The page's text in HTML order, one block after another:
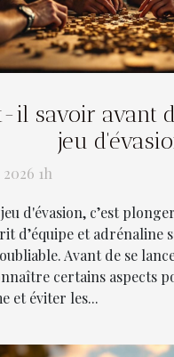
il savoir avant
jeu
1h
d'évasion, c’est
d’équipe et
Avant de se
certains aspects
et éviter les...